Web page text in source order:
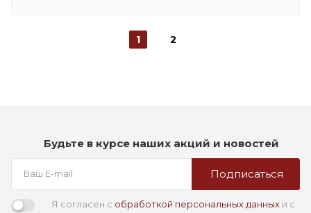
1 2
Будьте в курсе наших акций и новостей
Подписаться
Я согласен с обработкой персональных данныхи с